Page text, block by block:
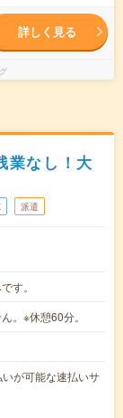
詳しく見る
業なし！大
派遣
す。
。※休憩60分。
が可能な速払いサ